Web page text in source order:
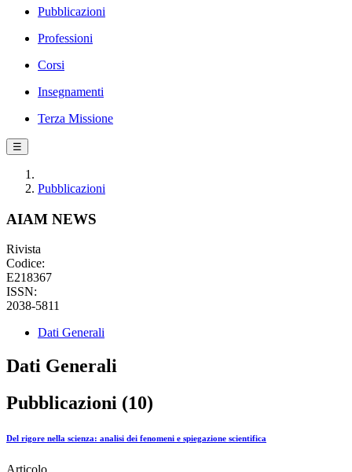
Pubblicazioni
Professioni
Corsi
Insegnamenti
Terza Missione
☰
Pubblicazioni
AIAM NEWS
Rivista
Codice:
E218367
ISSN:
2038-5811
Dati Generali
Dati Generali
Pubblicazioni (10)
Del rigore nella scienza: analisi dei fenomeni e spiegazione scientifica